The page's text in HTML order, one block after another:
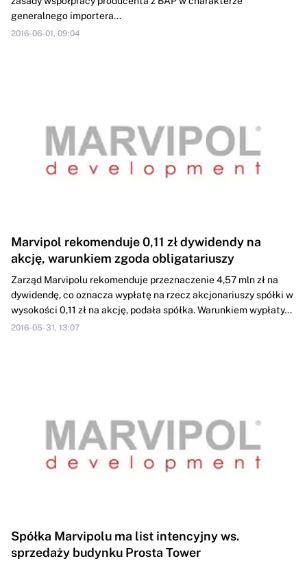
generalnego importera...
2016-06-01, 09:04
Marvipol rekomenduje 0,11 zł dywidendy na
akcję, warunkiem zgoda obligatariuszy
Zarząd Marvipolu rekomenduje przeznaczenie 4,57 mln zł na
dywidendę, co oznacza wypłatę na rzecz akcjonariuszy spółki w
wysokości 0,11 zł na akcję, podała spółka. Warunkiem wypłaty...
2016-05-31, 13:07
Spółka Marvipolu ma list intencyjny ws.
sprzedaży budynku Prosta Tower